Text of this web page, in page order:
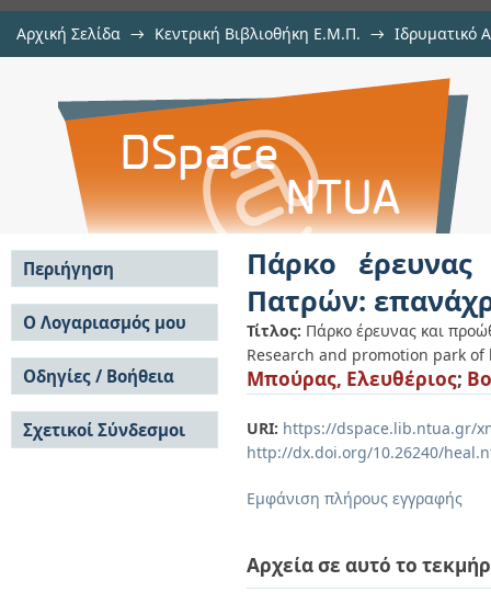
Αρχική Σελίδα → Κεντρική Βιβλιοθήκη Ε.Μ.Π. → Ιδρυματικό
Πάρκο έρευνας και προώθησης
συγκροτήματος 5Ε
Πάρκο
Πατρών:
Τίτλος: Πάρκο έρευνας και
Research and promotion park
Μπούρας, Ελευθέριος;
URI: https://dspace.lib.ntua.gr/
http://dx.doi.org/10.26240/
Εμφάνιση πλήρους εγγραφής
Αρχεία σε αυτό το
Περιήγηση
Σε όλο το DSpace
Κοινότητες & Συλλογές
Ανά Ημερομηνία
Έκδοσης
Συγγραφείς
Τίτλοι
Θέματα
Ο Λογαριασμός μου
Σύνδεση
Εγγραφή
Οδηγίες / Βοήθεια
Οδηγίες Υποβολής
Οδηγίες Χρήσης ΙΑ
Συχνές Ερωτήσεις
Σχετικοί Σύνδεσμοι